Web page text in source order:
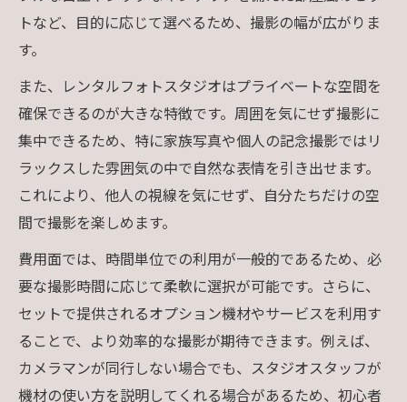
トなど、目的に応じて選べるため、撮影の幅が広がりま
す。
また、レンタルフォトスタジオはプライベートな空間を
確保できるのが大きな特徴です。周囲を気にせず撮影に
集中できるため、特に家族写真や個人の記念撮影ではリ
ラックスした雰囲気の中で自然な表情を引き出せます。
これにより、他人の視線を気にせず、自分たちだけの空
間で撮影を楽しめます。
費用面では、時間単位での利用が一般的であるため、必
要な撮影時間に応じて柔軟に選択が可能です。さらに、
セットで提供されるオプション機材やサービスを利用す
ることで、より効率的な撮影が期待できます。例えば、
カメラマンが同行しない場合でも、スタジオスタッフが
機材の使い方を説明してくれる場合があるため、初心者